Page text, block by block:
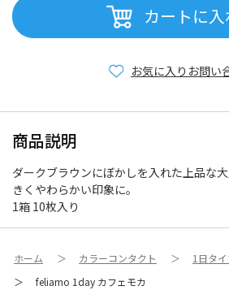
カートに入
お問い
お気に入り
商品説明
ダークブラウンにぼかしを入れた上品な
きくやわらかい印象に。
1箱 10枚入り
ホーム ＞ カラーコンタクト ＞
1日タ
＞
feliamo 1day カフェモカ